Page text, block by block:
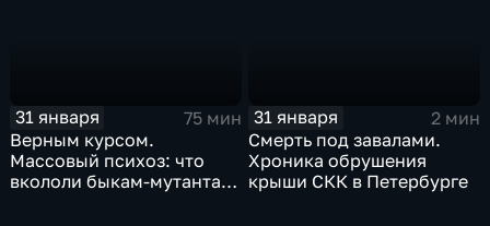
31 января
75 мин
Верным курсом.
Массовый психоз: что
вкололи быкам-мутантам,
31 января
2 мин
Смерть под завалами.
Хроника обрушения
крыши СКК в Петербурге